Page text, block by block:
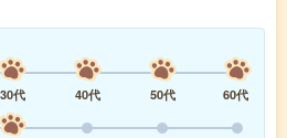
30代 40代 50代
60代